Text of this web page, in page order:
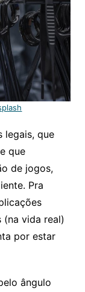
legais, que
que
de jogos,
Pra
(na vida real)
por estar
ângulo